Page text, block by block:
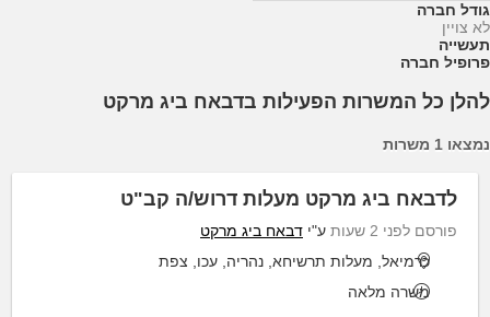
גודל חברה
לא צויין
תעשייה
פרופיל חברה
להלן כל המשרות הפעילות בדבאח ביג מרקט
נמצאו 1 משרות
לדבאח ביג מרקט מעלות דרוש/ה קב"ט
פורסם לפני 2 שעות ע"י דבאח ביג מרקט
כרמיאל, מעלות תרשיחא, נהריה, עכו, צפת
משרה מלאה